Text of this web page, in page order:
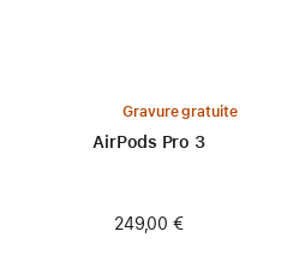
Gravure gratuite
AirPods Pro 3
249,00 €